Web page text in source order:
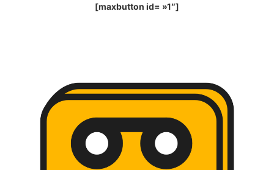
[maxbutton id= »1″]